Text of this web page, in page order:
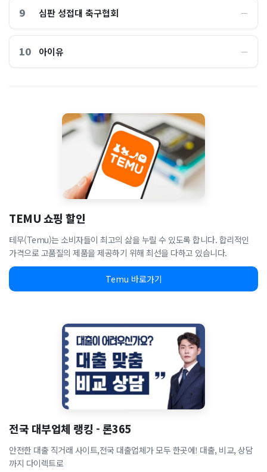
9 심판 성접대 축구협회 ―
10 아이유 ―
TEMU 쇼핑 할인
테무(Temu)는 소비자들이 최고의 삶을 누릴 수 있도록 합니다. 합리적인
가격으로 고품질의 제품을 제공하기 위해 최선을 다하고 있습니다.
Temu 바로가기
전국 대부업체 랭킹 - 론365
안전한 대출 직거래 사이트,전국 대출업체가 모두 한곳에! 대출, 비교, 상담
까지 다이렉트로